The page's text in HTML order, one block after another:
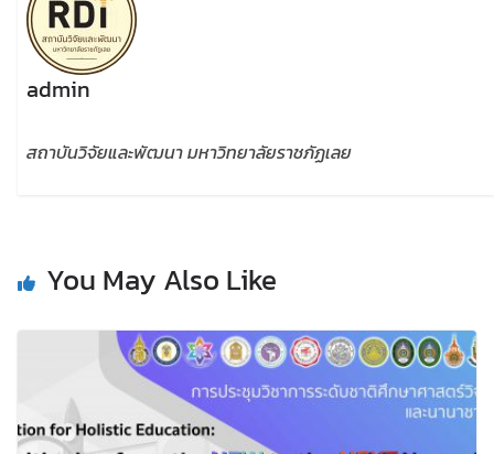
admin
สถาบันวิจัยและพัฒนา มหาวิทยาลัยราชภัฏเลย
You May Also Like